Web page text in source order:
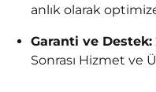
anlık olarak
Garanti ve Destek:
Sonrası Hizmet ve